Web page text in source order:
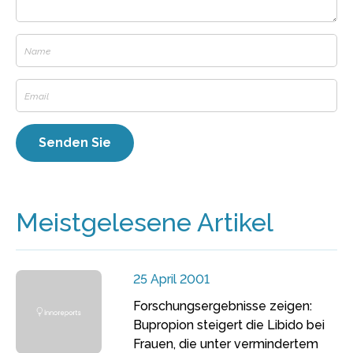
Meistgelesene Artikel
25 April 2001
Forschungsergebnisse zeigen:
Bupropion steigert die Libido bei
Frauen, die unter vermindertem